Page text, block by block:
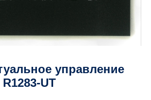
управление
UT